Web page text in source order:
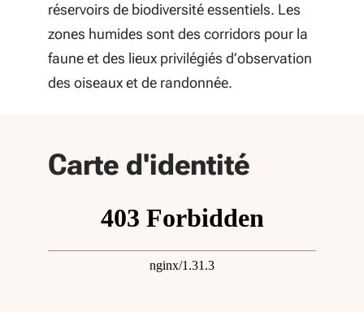
réservoirs de biodiversité essentiels. Les
zones humides sont des corridors pour la
faune et des lieux privilégiés d’observation
des oiseaux et de randonnée.
Carte d'identité